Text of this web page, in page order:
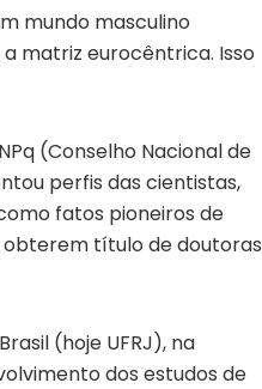
mundo masculino
matriz eurocêntrica. Isso
(Conselho Nacional de
perfis das cientistas,
fatos pioneiros de
obterem título de doutoras
(hoje UFRJ), na
dos estudos de